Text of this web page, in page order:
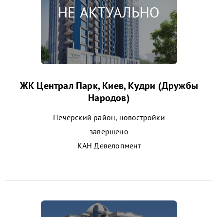
ЖК Централ Парк, Киев, Кудри (Дружбы
Народов)
Печерский район, новостройки
завершено
КАН Девелопмент